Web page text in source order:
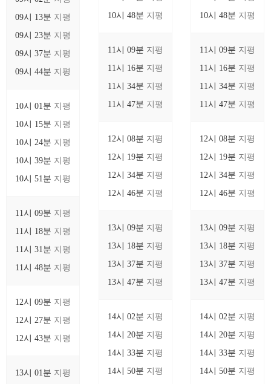
09시 13분 지평
09시 23분 지평
09시 37분 지평
09시 44분 지평
10시 01분 지평
10시 15분 지평
10시 24분 지평
10시 39분 지평
10시 51분 지평
11시 09분 지평
11시 18분 지평
11시 31분 지평
11시 48분 지평
12시 09분 지평
12시 27분 지평
12시 43분 지평
13시 01분 지평
10시 48분 지평
11시 09분 지평
11시 16분 지평
11시 34분 지평
11시 47분 지평
12시 08분 지평
12시 19분 지평
12시 34분 지평
12시 46분 지평
13시 09분 지평
13시 18분 지평
13시 37분 지평
13시 47분 지평
14시 02분 지평
14시 20분 지평
14시 33분 지평
14시 50분 지평
10시 48분 지평
11시 09분 지평
11시 16분 지평
11시 34분 지평
11시 47분 지평
12시 08분 지평
12시 19분 지평
12시 34분 지평
12시 46분 지평
13시 09분 지평
13시 18분 지평
13시 37분 지평
13시 47분 지평
14시 02분 지평
14시 20분 지평
14시 33분 지평
14시 50분 지평